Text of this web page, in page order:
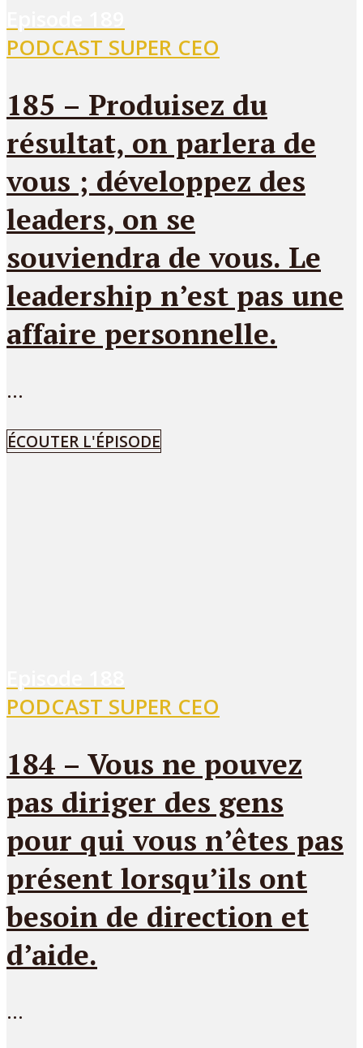
PODCAST SUPER CEO
185 – Produisez du
résultat, on parlera de
vous ; développez des
leaders, on se
souviendra de vous. Le
leadership n’est pas une
affaire personnelle.
...
ÉCOUTER L'ÉPISODE
PODCAST SUPER CEO
184 – Vous ne pouvez
pas diriger des gens
pour qui vous n’êtes pas
présent lorsqu’ils ont
besoin de direction et
d’aide.
...